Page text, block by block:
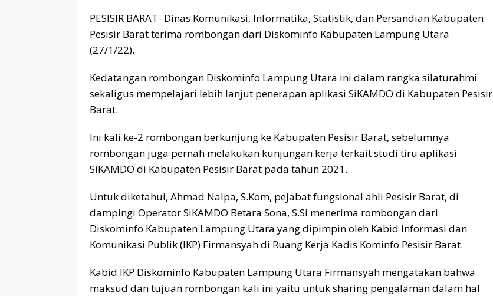
PESISIR BARAT- Dinas Komunikasi, Informatika, Statistik, dan Persandian Kabupaten
Pesisir Barat terima rombongan dari Diskominfo Kabupaten Lampung Utara
(27/1/22).
Kedatangan rombongan Diskominfo Lampung Utara ini dalam rangka silaturahmi
sekaligus mempelajari lebih lanjut penerapan aplikasi SiKAMDO di Kabupaten Pesisir
Barat.
Ini kali ke-2 rombongan berkunjung ke Kabupaten Pesisir Barat, sebelumnya
rombongan juga pernah melakukan kunjungan kerja terkait studi tiru aplikasi
SiKAMDO di Kabupaten Pesisir Barat pada tahun 2021.
Untuk diketahui, Ahmad Nalpa, S.Kom, pejabat fungsional ahli Pesisir Barat, di
dampingi Operator SiKAMDO Betara Sona, S.Si menerima rombongan dari
Diskominfo Kabupaten Lampung Utara yang dipimpin oleh Kabid Informasi dan
Komunikasi Publik (IKP) Firmansyah di Ruang Kerja Kadis Kominfo Pesisir Barat.
Kabid IKP Diskominfo Kabupaten Lampung Utara Firmansyah mengatakan bahwa
maksud dan tujuan rombongan kali ini yaitu untuk sharing pengalaman dalam hal